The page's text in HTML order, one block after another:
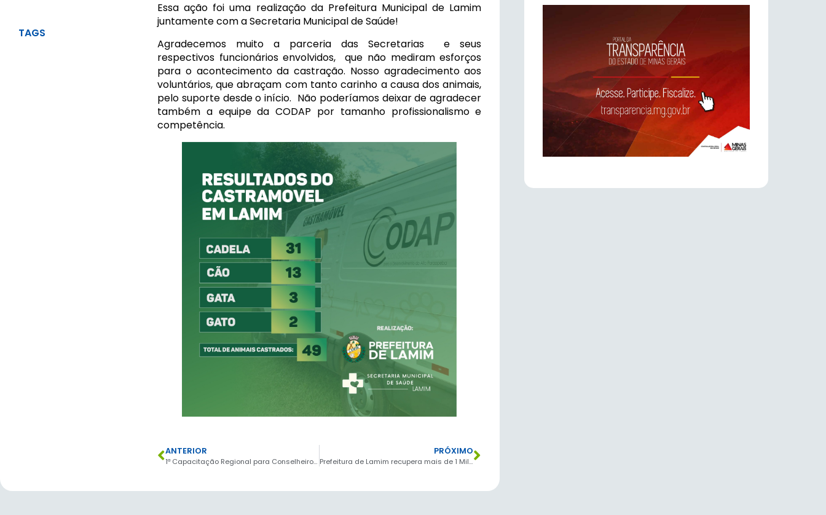
TAGS
Essa ação foi uma realização da Prefeitura Municipal de Lamim
juntamente com a Secretaria Municipal de Saúde!
Agradecemos muito a parceria das Secretarias e seus
respectivos funcionários envolvidos, que não mediram esforços
para o acontecimento da castração. Nosso agradecimento aos
voluntários, que abraçam com tanto carinho a causa dos animais,
pelo suporte desde o início. Não poderíamos deixar de agradecer
também a equipe da CODAP por tamanho profissionalismo e
competência.
ANTERIOR
1ª Capacitação Regional para Conselheiros Tutelares e Profissionais que atuam na rede
PRÓXIMO
Prefeitura de Lamim recupera mais de 1 Milhão de reais aos cofres públicos.